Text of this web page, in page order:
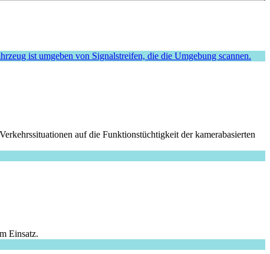
auf die Funktionstüchtigkeit der kamerabasierten
Einsatz.